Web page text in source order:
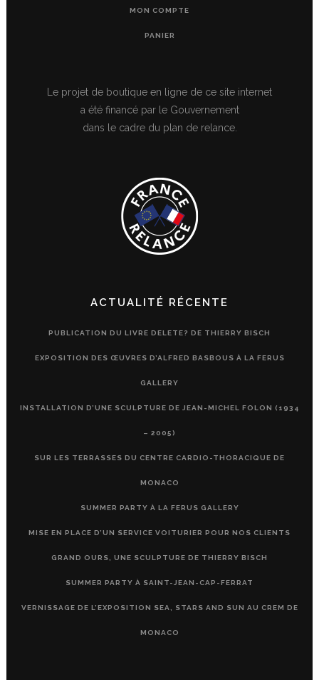
MON COMPTE
PANIER
Le projet de boutique en ligne de ce site internet
a été financé par le Gouvernement
dans le cadre du plan de relance.
ACTUALITÉ RÉCENTE
PUBLICATION DU LIVRE DELETE? DE THIERRY BISCH
EXPOSITION DES ŒUVRES D’ALFRED BASBOUS À LA FERUS
GALLERY
INSTALLATION D’UNE SCULPTURE DE JEAN-MICHEL FOLON (1934
– 2005)
SUR LES TERRASSES DU CENTRE CARDIO-THORACIQUE DE
MONACO
SUMMER PARTY À LA FERUS GALLERY
MISE EN PLACE D’UN SERVICE VOITURIER POUR NOS CLIENTS
GRAND OURS, UNE SCULPTURE DE THIERRY BISCH
SUMMER PARTY À SAINT-JEAN-CAP-FERRAT
VERNISSAGE DE L’EXPOSITION SEA, STARS AND SUN AU CREM DE
MONACO